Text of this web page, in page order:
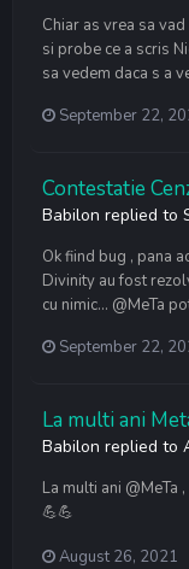
Chiar as vrea sa
si probe ce a scris
sa vedem daca s a
September 22,
Contestatie
Babilon replied to
Ok fiind bug , pana
Divinity au fost
cu nimic… @MeTa
September 22,
La multi ani
Babilon replied to
La multi ani @MeTa
💪💪
August 26, 2021